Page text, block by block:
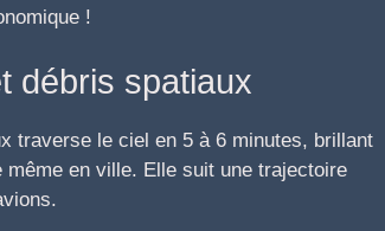
!
débris spatiaux
traverse le ciel en 5 à 6 minutes, brillant
en ville. Elle suit une trajectoire